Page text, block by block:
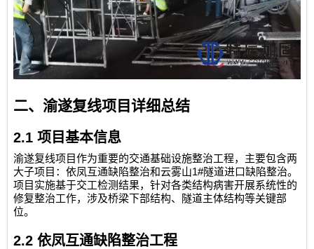
二、渝遂复线项目详细总结
2.1项目基本信息
渝遂复线项目作为重要的交通基础设施整治工程，主要包含两
大子项目：依凤互通缺陷整治和云雾山1#隧道进口缺陷整治。
项目实施基于交工检测结果，针对各类结构病害开展系统性的
修复整治工作，涉及桥梁下部结构、隧道主体结构等关键部
位。
2.2依凤互通缺陷整治工程